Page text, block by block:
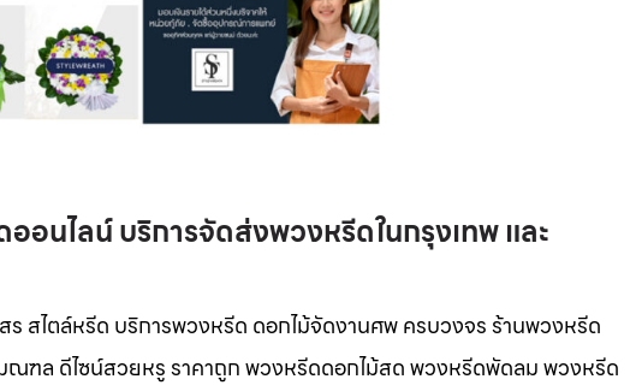
อนไลน์ บริการจัดส่งพวงหรีดในกรุงเทพ และ
สไตล์หรีด บริการพวงหรีด ดอกไม้จัดงานศพ ครบวงจร ร้านพวงหรีด
ณฑล ดีไซน์สวยหรู ราคาถูก พวงหรีดดอกไม้สด พวงหรีดพัดลม พวงหรีด